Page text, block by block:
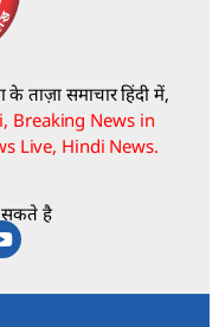
ताज़ा समाचार हिंदी में,
Breaking News in
Live, Hindi News.
सकते है